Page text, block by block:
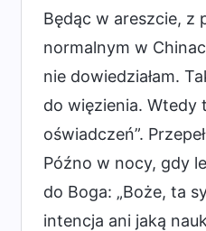
Będąc w areszcie, z
normalnym w
nie dowiedziałam.
do więzienia. Wtedy
oświadczeń”.
Późno w nocy, gdy
do Boga: „Boże, ta
intencja ani jaką